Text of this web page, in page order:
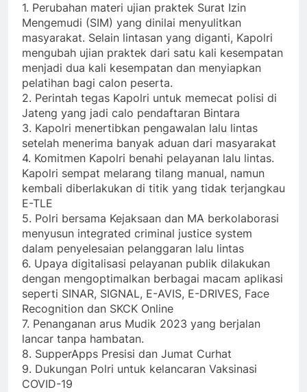
1. Perubahan materi ujian praktek Surat Izin
Mengemudi (SIM) yang dinilai menyulitkan
masyarakat. Selain lintasan yang diganti, Kapolri
mengubah ujian praktek dari satu kali kesempatan
menjadi dua kali kesempatan dan menyiapkan
pelatihan bagi calon peserta.
2. Perintah tegas Kapolri untuk memecat polisi di
Jateng yang jadi calo pendaftaran Bintara
3. Kapolri menertibkan pengawalan lalu lintas
setelah menerima banyak aduan dari masyarakat
4. Komitmen Kapolri benahi pelayanan lalu lintas.
Kapolri sempat melarang tilang manual, namun
kembali diberlakukan di titik yang tidak terjangkau
E-TLE
5. Polri bersama Kejaksaan dan MA berkolaborasi
menyusun integrated criminal justice system
dalam penyelesaian pelanggaran lalu lintas
6. Upaya digitalisasi pelayanan publik dilakukan
dengan mengoptimalkan berbagai macam aplikasi
seperti SINAR, SIGNAL, E-AVIS, E-DRIVES, Face
Recognition dan SKCK Online
7. Penanganan arus Mudik 2023 yang berjalan
lancar tanpa hambatan.
8. SupperApps Presisi dan Jumat Curhat
9. Dukungan Polri untuk kelancaran Vaksinasi
COVID-19